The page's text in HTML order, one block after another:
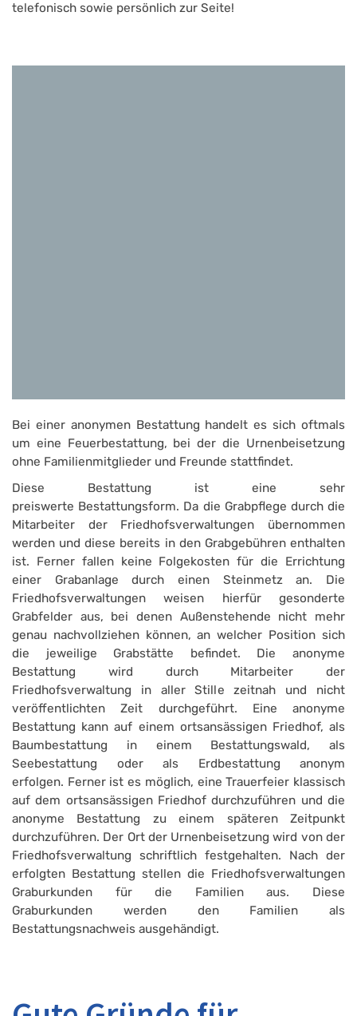
telefonisch sowie persönlich zur Seite!
Bei einer anonymen Bestattung handelt es sich oftmals
um eine Feuerbestattung, bei der die Urnenbeisetzung
ohne Familienmitglieder und Freunde stattfindet.
Diese Bestattung ist eine sehr
preiswerte Bestattungsform. Da die Grabpflege durch die
Mitarbeiter der Friedhofsverwaltungen übernommen
werden und diese bereits in den Grabgebühren enthalten
ist. Ferner fallen keine Folgekosten für die Errichtung
einer Grabanlage durch einen Steinmetz an. Die
Friedhofsverwaltungen weisen hierfür gesonderte
Grabfelder aus, bei denen Außenstehende nicht mehr
genau nachvollziehen können, an welcher Position sich
die jeweilige Grabstätte befindet. Die anonyme
Bestattung wird durch Mitarbeiter der
Friedhofsverwaltung in aller Stille zeitnah und nicht
veröffentlichten Zeit durchgeführt. Eine anonyme
Bestattung kann auf einem ortsansässigen Friedhof, als
Baumbestattung in einem Bestattungswald, als
Seebestattung oder als Erdbestattung anonym
erfolgen. Ferner ist es möglich, eine Trauerfeier klassisch
auf dem ortsansässigen Friedhof durchzuführen und die
anonyme Bestattung zu einem späteren Zeitpunkt
durchzuführen. Der Ort der Urnenbeisetzung wird von der
Friedhofsverwaltung schriftlich festgehalten. Nach der
erfolgten Bestattung stellen die Friedhofsverwaltungen
Graburkunden für die Familien aus. Diese
Graburkunden werden den Familien als
Bestattungsnachweis ausgehändigt.